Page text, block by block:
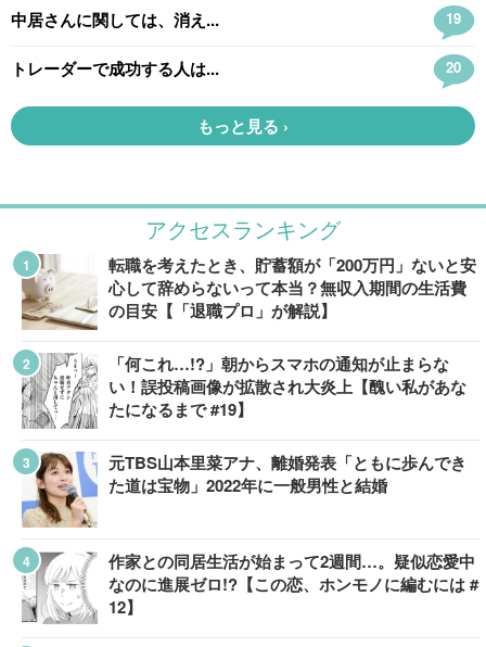
アクセスランキング
転職を考えたとき、貯蓄額が「200万円」ないと安
心して辞めらないって本当？無収入期間の生活費
の目安【「退職プロ」が解説】
「何これ…!?」朝からスマホの通知が止まらな
い！誤投稿画像が拡散され大炎上【醜い私があな
たになるまで #19】
元TBS山本里菜アナ、離婚発表「ともに歩んでき
た道は宝物」2022年に一般男性と結婚
作家との同居生活が始まって2週間…。疑似恋愛中
なのに進展ゼロ!?【この恋、ホンモノに編むには #
12】